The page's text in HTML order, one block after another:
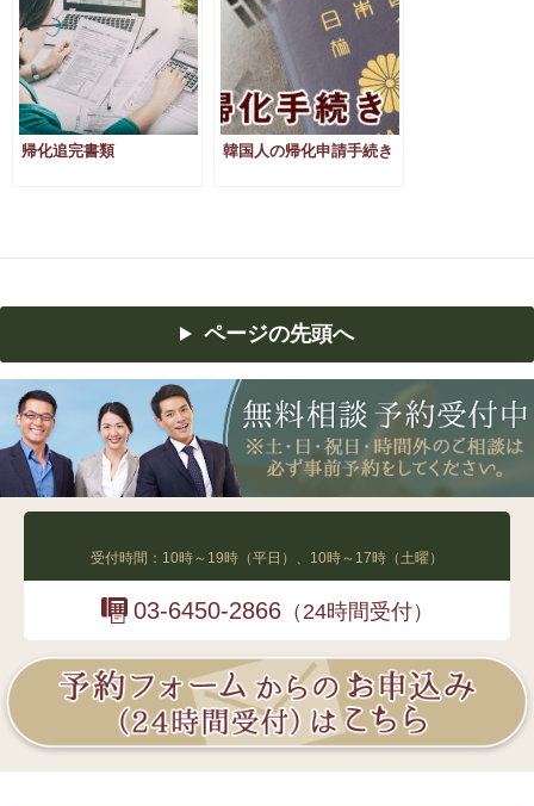
帰化追完書類 韓国人の帰化申請手続き
ページの先頭へ
受付時間：10時～19時（平日）、10時～17時（土曜）
03-6450-2866（24時間受付）